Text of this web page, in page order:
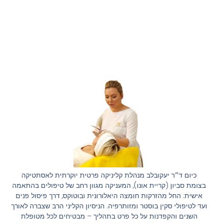
כיום ד״ר יעקובלב מנהלת קליניקה פרטית יוקרתית לאסתטיקה
בצומת סביון (קריית אונו), המעניקה מגוון רחב של טיפולים בהתאמה
אישית: החל מהזרקות חומצה היאלורונית ובוטוקס, דרך פיסול פנים
ועד לטיפולי סקין בוסטר ומזותרפיה. הניסיון הקליני הרב שצברה לאורך
השנים והקפדנות על כל פרט בתהליך – מבטיחים לכל מטופלת